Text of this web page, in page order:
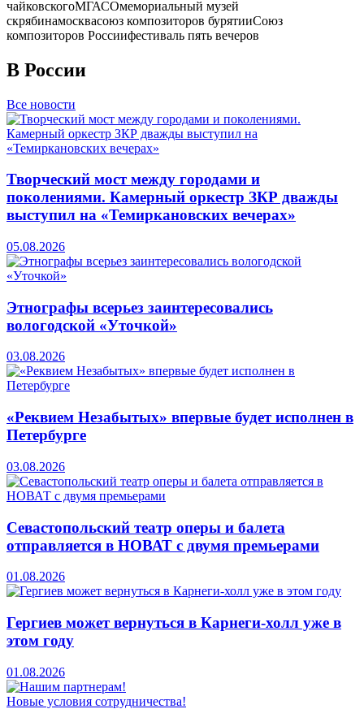
чайковскогоМГАСОмемориальный музей
скрябинамосквасоюз композиторов бурятииСоюз
композиторов Россиифестиваль пять вечеров
В России
Все новости
Творческий мост между городами и
поколениями. Камерный оркестр ЗКР дважды
выступил на «Темиркановских вечерах»
05.08.2026
Этнографы всерьез заинтересовались
вологодской «Уточкой»
03.08.2026
«Реквием Незабытых» впервые будет исполнен в
Петербурге
03.08.2026
Севастопольский театр оперы и балета
отправляется в НОВАТ с двумя премьерами
01.08.2026
Гергиев может вернуться в Карнеги-холл уже в
этом году
01.08.2026
Новые условия сотрудничества!